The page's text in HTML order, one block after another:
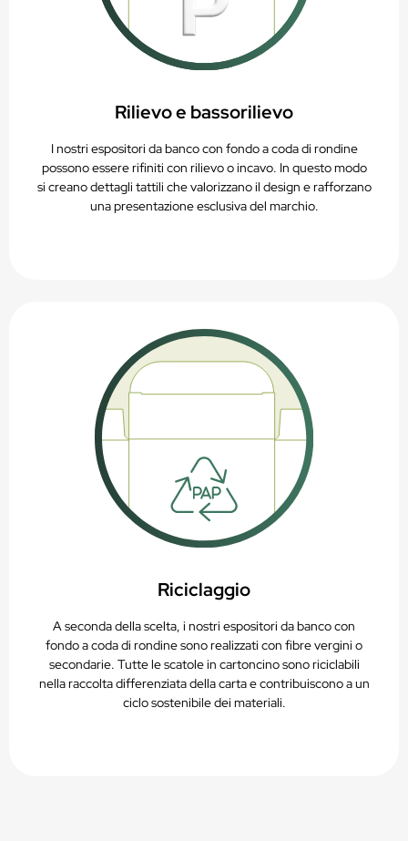
Rilievo e bassorilievo
I nostri espositori da banco con fondo a coda di rondine
possono essere rifiniti con rilievo o incavo. In questo modo
si creano dettagli tattili che valorizzano il design e rafforzano
una presentazione esclusiva del marchio.
Riciclaggio
A seconda della scelta, i nostri espositori da banco con
fondo a coda di rondine sono realizzati con fibre vergini o
secondarie. Tutte le scatole in cartoncino sono riciclabili
nella raccolta differenziata della carta e contribuiscono a un
ciclo sostenibile dei materiali.